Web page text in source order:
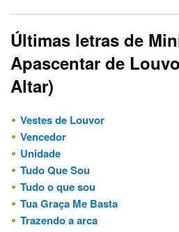
Últimas letras de
Apascentar de
Altar)
Vestes de Louvor
Vencedor
Unidade
Tudo Que Sou
Tudo o que sou
Tua Graça Me Basta
Trazendo a arca